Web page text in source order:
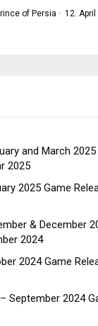
of Persia · 12. April
and March 2025
2025
2025 Game
& December
2024
2024 Game
September 2024